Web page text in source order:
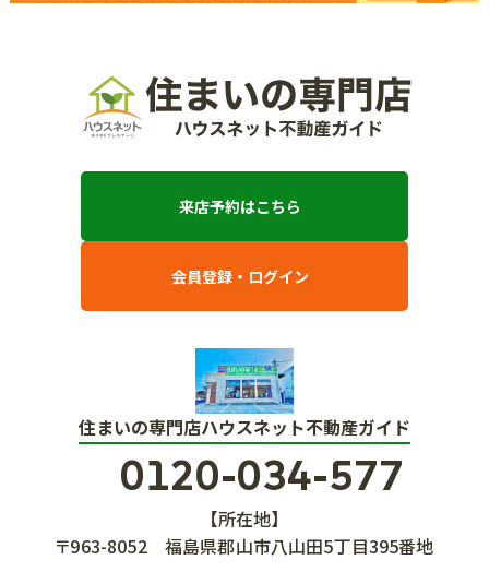
来店予約はこちら
会員登録・ログイン
住まいの専門店ハウスネット不動産ガイド
0120-034-577
【所在地】
〒963-8052
福島県郡山市八山田5丁目395番地